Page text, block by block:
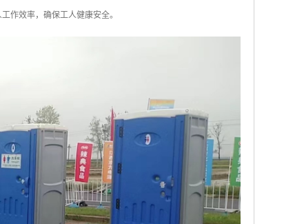
作效率，确保工人健康安全。